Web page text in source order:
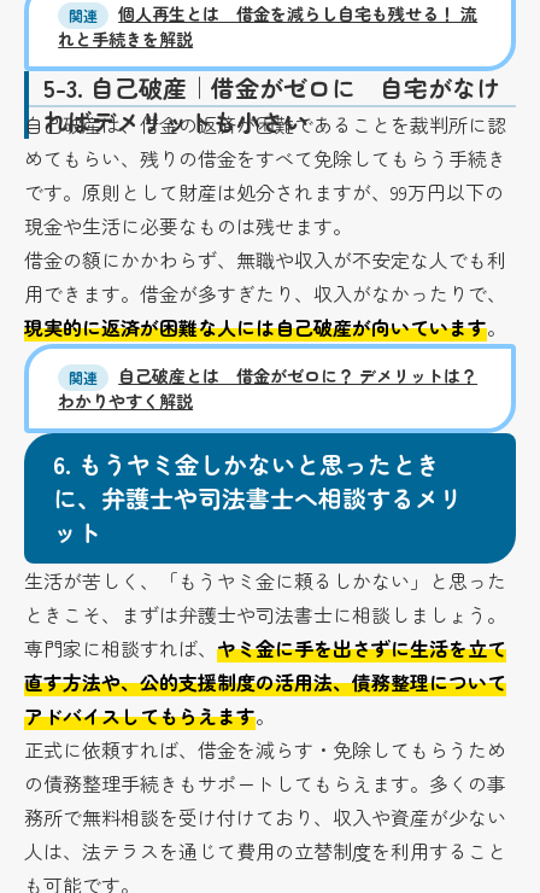
関連
個人再生とは 借金を減らし自宅も残せる！ 流
れと手続きを解説
5-3. 自己破産｜借金がゼロに 自宅がなけ
ればデメリットも小さい
自己破産は、借金の返済が困難であることを裁判所に認
めてもらい、残りの借金をすべて免除してもらう手続き
です。原則として財産は処分されますが、99万円以下の
現金や生活に必要なものは残せます。
借金の額にかかわらず、無職や収入が不安定な人でも利
用できます。借金が多すぎたり、収入がなかったりで、
現実的に返済が困難な人には自己破産が向いています。
関連
自己破産とは 借金がゼロに？ デメリットは？
わかりやすく解説
6. もうヤミ金しかないと思ったとき
に、弁護士や司法書士へ相談するメリ
ット
生活が苦しく、「もうヤミ金に頼るしかない」と思った
ときこそ、まずは弁護士や司法書士に相談しましょう。
専門家に相談すれば、ヤミ金に手を出さずに生活を立て
直す方法や、公的支援制度の活用法、債務整理について
アドバイスしてもらえます。
正式に依頼すれば、借金を減らす・免除してもらうため
の債務整理手続きもサポートしてもらえます。多くの事
務所で無料相談を受け付けており、収入や資産が少ない
人は、法テラスを通じて費用の立替制度を利用すること
も可能です。